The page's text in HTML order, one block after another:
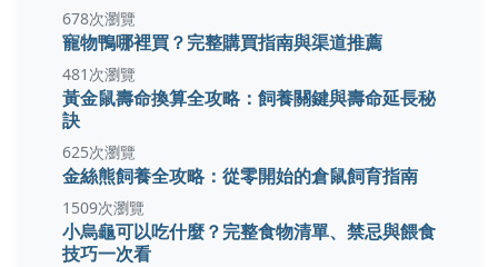
678次瀏覽
寵物鴨哪裡買？完整購買指南與渠道推薦
481次瀏覽
黃金鼠壽命換算全攻略：飼養關鍵與壽命延長秘
訣
625次瀏覽
金絲熊飼養全攻略：從零開始的倉鼠飼育指南
1509次瀏覽
小烏龜可以吃什麼？完整食物清單、禁忌與餵食
技巧一次看